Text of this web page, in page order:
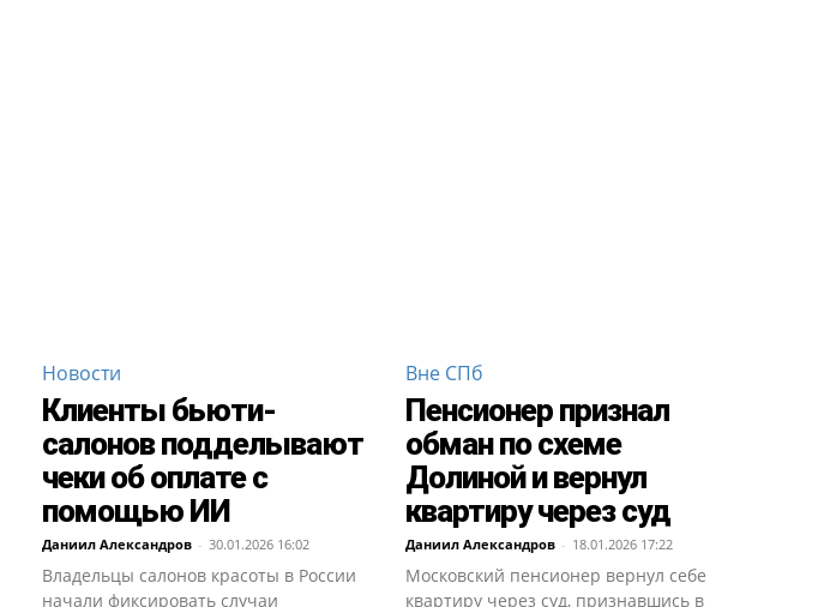
Новости
Клиенты бьюти-
салонов подделывают
чеки об оплате с
помощью ИИ
Даниил Александров - 30.01.2026 16:02
Владельцы салонов красоты в России
начали фиксировать случаи
Вне СПб
Пенсионер признал
обман по схеме
Долиной и вернул
квартиру через суд
Даниил Александров - 18.01.2026 17:22
Московский пенсионер вернул себе
квартиру через суд, признавшись в